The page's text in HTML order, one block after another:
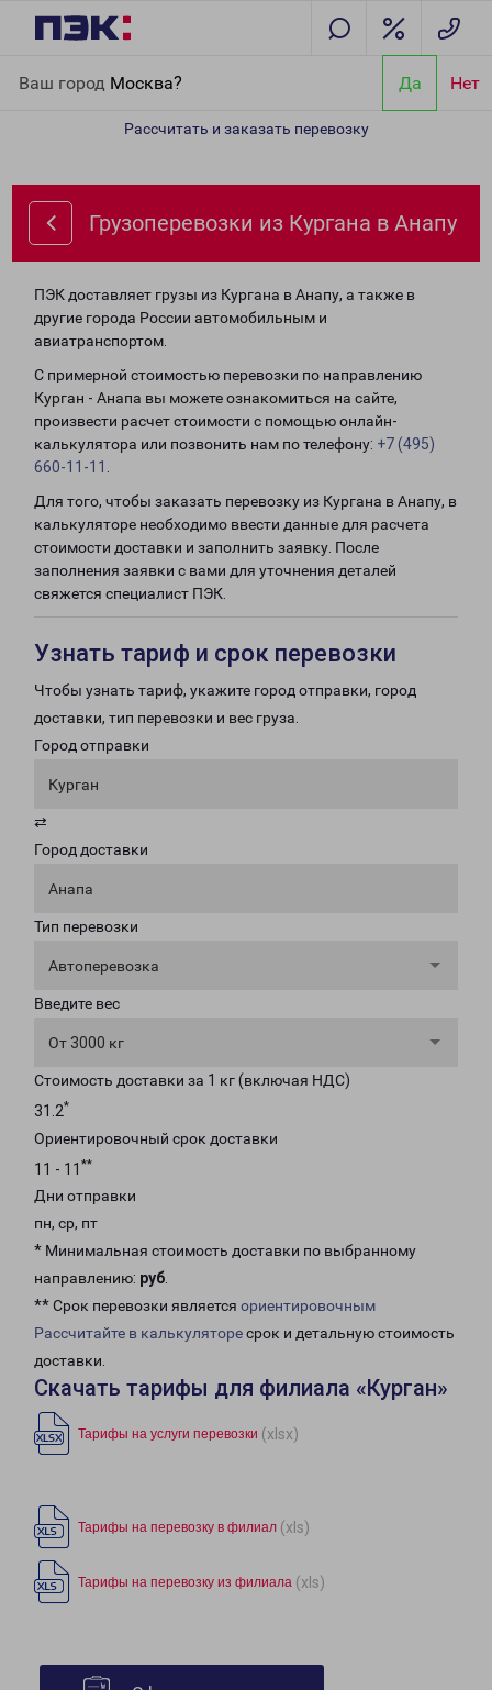
Ваш город Москва? Да Нет
Рассчитать и заказать перевозку
Грузоперевозки из Кургана в Анапу
ПЭК доставляет грузы из Кургана в Анапу, а также в
другие города России автомобильным и
авиатранспортом.
С примерной стоимостью перевозки по направлению
Курган - Анапа вы можете ознакомиться на сайте,
произвести расчет стоимости с помощью онлайн-
калькулятора или позвонить нам по телефону: +7 (495)
660-11-11
Для того, чтобы заказать перевозку из Кургана в Анапу, в
калькуляторе необходимо ввести данные для расчета
стоимости доставки и заполнить заявку. После
заполнения заявки с вами для уточнения деталей
свяжется специалист ПЭК.
Узнать тариф и срок перевозки
Чтобы узнать тариф, укажите город отправки, город
доставки, тип перевозки и вес груза.
Город отправки
Курган
⇄
Город доставки
Анапа
Тип перевозки
Автоперевозка
Введите вес
От 3000 кг
Стоимость доставки за 1 кг (включая НДС)
31.2*
Ориентировочный срок доставки
11 - 11 **
Дни отправки
пн, ср, пт
* Минимальная стоимость доставки по выбранному
направлению: руб.
** Срок перевозки является ориентировочным
Рассчитайте в калькуляторесрок и детальную стоимость
доставки.
Скачать тарифы для филиала «Курган»
Тарифы на услуги перевозки (xlsx)
Тарифы на перевозку в филиал (xls)
Тарифы на перевозку из филиала (xls)